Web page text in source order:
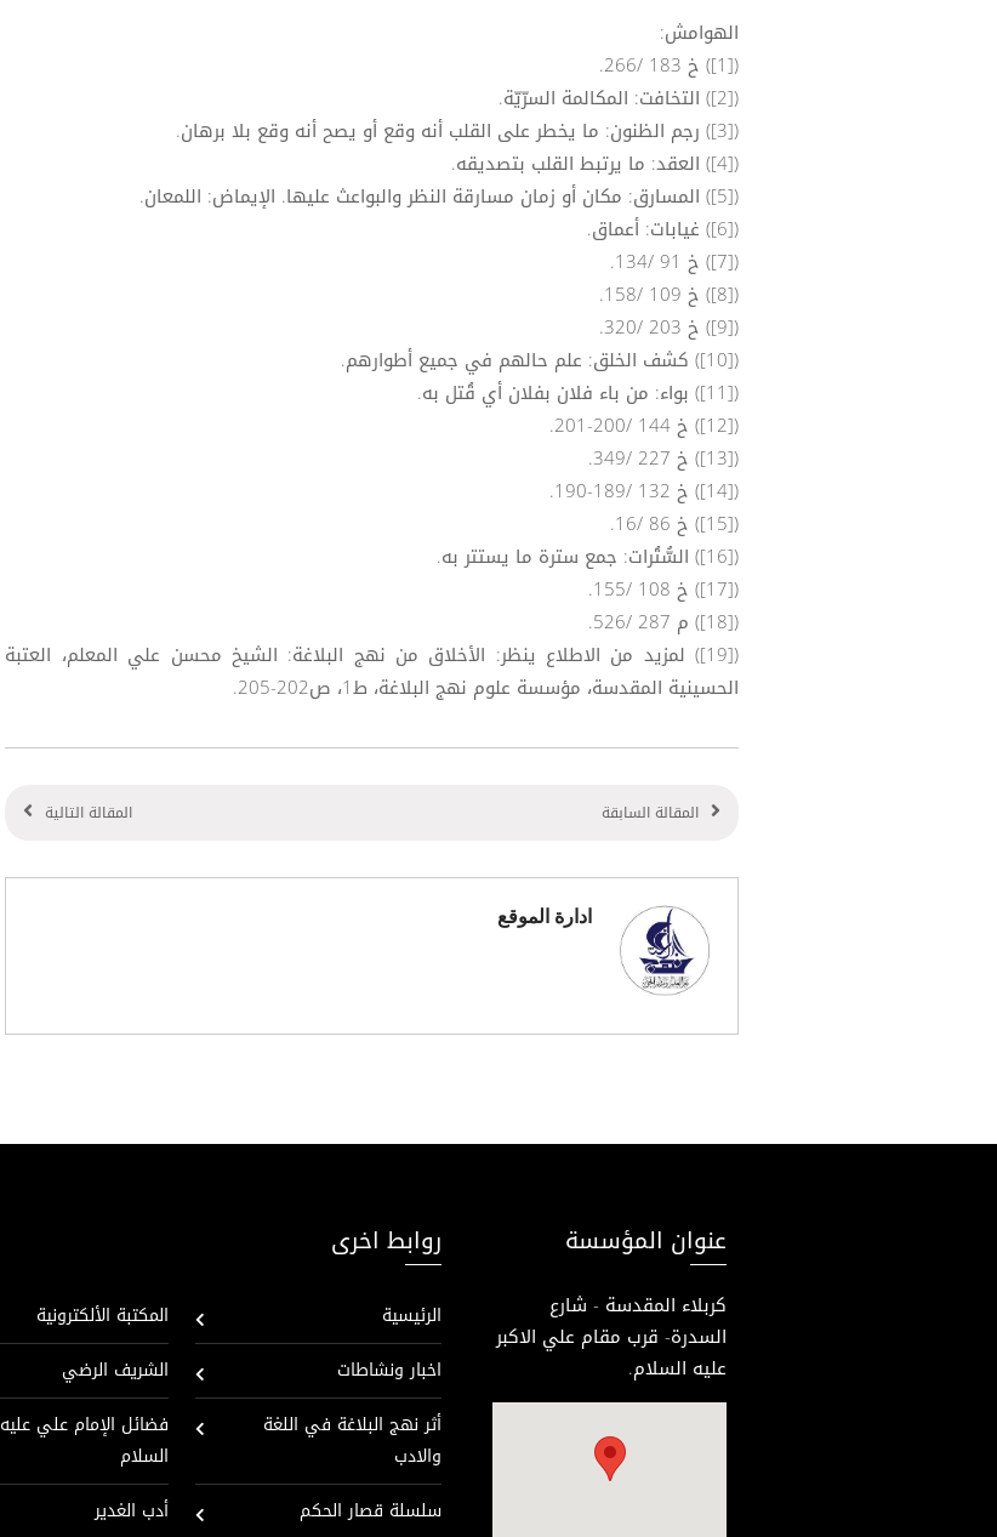
الهوامش:
([1]) خ 183 /266.
([2]) التخافت: المكالمة السرّيّة.
([3]) رجم الظنون: ما يخطر على القلب أنه وقع أو يصح أنه وقع بلا برهان.
([4]) العقد: ما يرتبط القلب بتصديقه.
([5]) المسارق: مكان أو زمان مسارقة النظر والبواعث عليها. الإيماض: اللمعان.
([6]) غيابات: أعماق.
([7]) خ 91 /134.
([8]) خ 109 /158.
([9]) خ 203 /320.
([10]) كشف الخلق: علم حالهم في جميع أطوارهم.
([11]) بواء: من باء فلان بفلان أي قُتل به.
([12]) خ 144 /200-201.
([13]) خ 227 /349.
([14]) خ 132 /189-190.
([15]) خ 86 /16.
([16]) السُّتُرات: جمع سترة ما يستتر به.
([17]) خ 108 /155.
([18]) م 287 /526.
([19]) لمزيد من الاطلاع ينظر: الأخلاق من نهج البلاغة: الشيخ محسن علي المعلم، العتبة
الحسينية المقدسة، مؤسسة علوم نهج البلاغة، ط1، ص202-205.
المقالة السابقة المقالة التالية
ادارة الموقع
عنوان المؤسسة
كربلاء المقدسة - شارع
السدرة- قرب مقام علي الاكبر
عليه السلام.
روابط اخرى
الرئيسية
اخبار ونشاطات
أثر نهج البلاغة في اللغة
والادب
سلسلة قصار الحكم
المكتبة الألكترونية
الشريف الرضي
فضائل الإمام علي عليه
السلام
أدب الغدير